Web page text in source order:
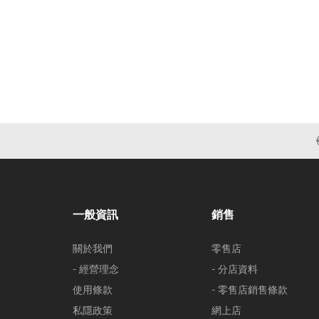
一般資訊
關於我們
- 經營理念
使用條款
私隱政策
銷售
零售店
- 分店資料
- 零售店銷售條款
網上店